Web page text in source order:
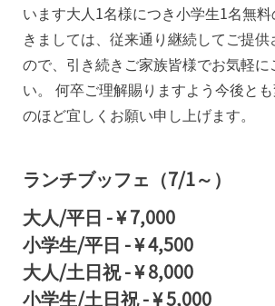
います大人1名様につき小学生1名無
きましては、従来通り継続してご提
ので、引き続きご家族皆様でお気軽に
い。 何卒ご理解賜りますよう今後と
のほど宜しくお願い申し上げます。
ランチブッフェ（7/1～）
大人/平日 -¥ 7,000
小学生/平日 -¥ 4,500
大人/土日祝-¥ 8,000
小学生/土日祝-¥ 5,000